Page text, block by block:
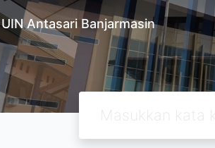
Antasari Banjarmasin